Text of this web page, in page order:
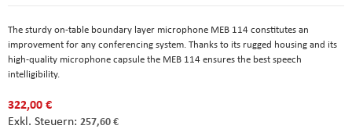
The sturdy on-table boundary layer microphone MEB 114 constitutes an
improvement for any conferencing system. Thanks to its rugged housing and its
high-quality microphone capsule the MEB 114 ensures the best speech
intelligibility.
322,00 €
257,60 €